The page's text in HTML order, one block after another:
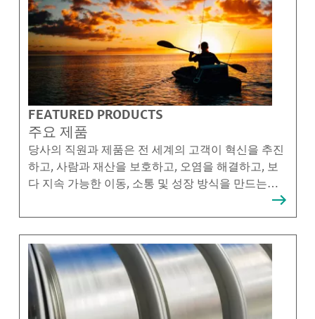
FEATURED PRODUCTS
주요 제품
당사의 직원과 제품은 전 세계의 고객이 혁신을 추진
하고, 사람과 재산을 보호하고, 오염을 해결하고, 보
다 지속 가능한 이동, 소통 및 성장 방식을 만드는데